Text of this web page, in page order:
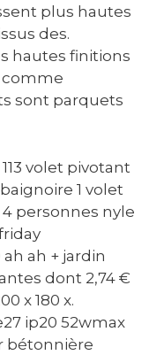
plus hautes
des.
hautes finitions
comme
sont parquets
volet pivotant
1 volet
personnes nyle
ah + jardin
dont 2,74 €
x 180 x.
ip20 52wmax
bétonnière